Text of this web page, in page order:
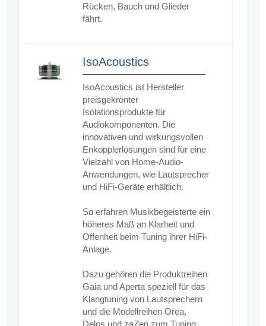
Rücken, Bauch und Glieder
fährt.
IsoAcoustics
IsoAcoustics ist Hersteller
preisgekrönter
Isolationsprodukte für
Audiokomponenten. Die
innovativen und wirkungsvollen
Enkopplerlösungen sind für eine
Vielzahl von Home-Audio-
Anwendungen, wie Lautsprecher
und HiFi-Geräte erhältlich.
So erfahren Musikbegeisterte ein
höheres Maß an Klarheit und
Offenheit beim Tuning ihrer HiFi-
Anlage.
Dazu gehören die Produktreihen
Gaia und Aperta speziell für das
Klangtuning von Lautsprechern
und die Modellreihen Orea,